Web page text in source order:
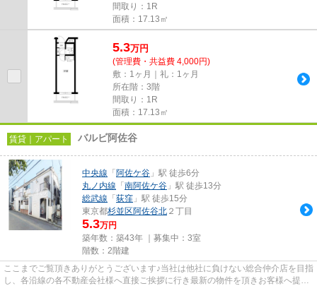
間取り：1R
面積：17.13㎡
5.3万円
(管理費・共益費 4,000円)
敷：1ヶ月｜礼：1ヶ月
所在階：3階
間取り：1R
面積：17.13㎡
賃貸｜アパート バルビ阿佐谷
中央線 「 阿佐ケ谷 」駅 徒歩6分
丸ノ内線 「 南阿佐ケ谷 」駅 徒歩13分
総武線 「 荻窪 」駅 徒歩15分
東京都杉並区阿佐谷北 ２丁目
5.3万円
築年数：築43年 ｜募集中： 3室
階数：2階建
ここまでご覧頂きありがとうございます♪当社は他社に負けない総合仲介店を目指
し、各沿線の各不動産会社様へ直接ご挨拶に行き最新の物件を頂きお客様へ提供